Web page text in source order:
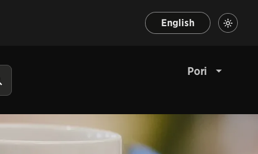
English
Pori